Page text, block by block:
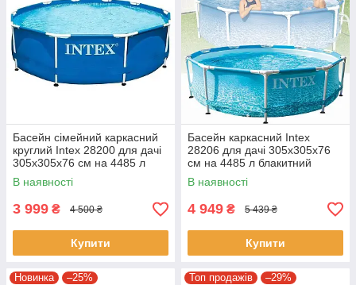
Басейн сімейний каркасний
круглий Intex 28200 для дачі
305х305х76 см на 4485 л
синій
В наявності
3 999 ₴ 4 500 ₴
Купити
Басейн каркасний Intex
28206 для дачі 305х305х76
см на 4485 л блакитний
В наявності
4 949 ₴ 5 439 ₴
Купити
Новинка –25% Топ продажів –29%